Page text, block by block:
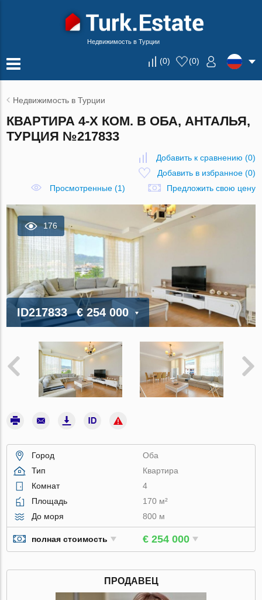
Недвижимость в Турции
(0) (0)
Недвижимость в Турции
КВАРТИРА 4-Х КОМ. В ОБА, АНТАЛЬЯ,
ТУРЦИЯ №217833
Добавить к сравнению (0)
Добавить в избранное(0)
Просмотренные (1)
Предложить свою цену
176
ID217833 € 254 000
Город
Оба
Тип
Квартира
Комнат
4
Площадь
170 м²
До моря
800 м
полная стоимость € 254 000
ПРОДАВЕЦ